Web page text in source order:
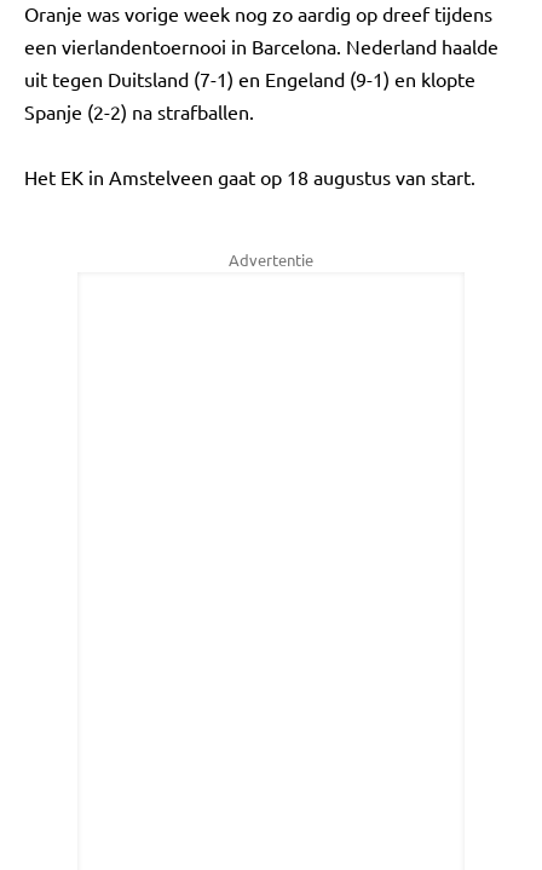
Oranje was vorige week nog zo aardig op dreef tijdens
een vierlandentoernooi in Barcelona. Nederland haalde
uit tegen Duitsland (7-1) en Engeland (9-1) en klopte
Spanje (2-2) na strafballen.
Het EK in Amstelveen gaat op 18 augustus van start.
Advertentie